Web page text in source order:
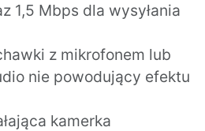
1,5 Mbps dla wysyłania
z mikrofonem lub
nie powodujący efektu
kamerka